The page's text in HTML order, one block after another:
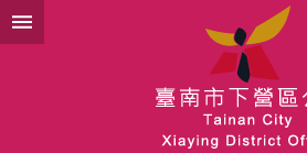
跳到主要內容區塊